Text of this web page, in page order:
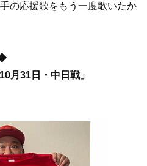
の応援歌をもう一度歌いたか
月31日・中日戦」